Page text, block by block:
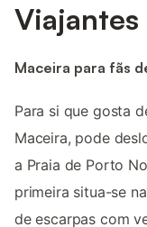
Maceira para fãs
Para si que gosta
Maceira, pode
a Praia de Porto
primeira situa-se
de escarpas com